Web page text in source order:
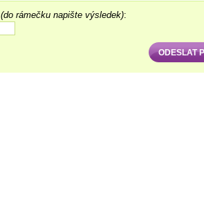
(do rámečku napište výsledek):